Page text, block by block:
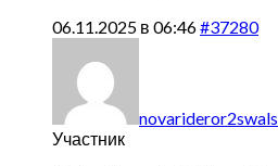
06.11.2025 в 06:46#37280
novarideror2swals
Участник